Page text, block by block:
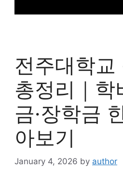
전주대학교
총정리｜학
금·장학금
아보기
January 4, 2026 by author